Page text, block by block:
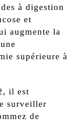
à digestion
et
augmente la
supérieure à
il est
surveiller
de